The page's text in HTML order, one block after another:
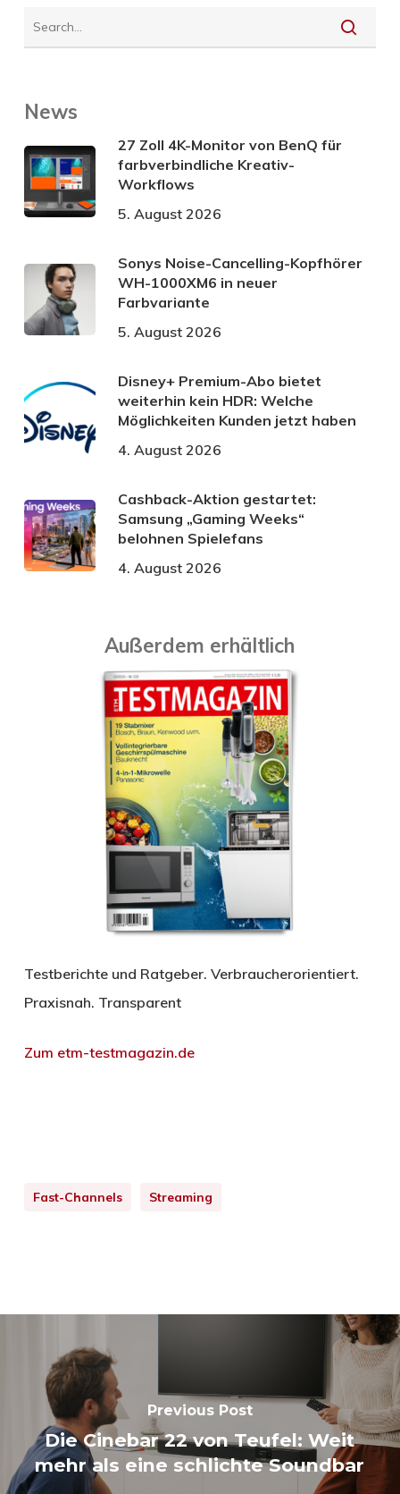
News
27 Zoll 4K-Monitor von BenQ für
farbverbindliche Kreativ-
Workflows
5. August 2026
Sonys Noise-Cancelling-Kopfhörer
WH-1000XM6 in neuer
Farbvariante
5. August 2026
Disney+ Premium-Abo bietet
weiterhin kein HDR: Welche
Möglichkeiten Kunden jetzt haben
4. August 2026
Cashback-Aktion gestartet:
Samsung „Gaming Weeks“
belohnen Spielefans
4. August 2026
Außerdem erhältlich
Testberichte und Ratgeber. Verbraucherorientiert.
Praxisnah. Transparent
Zum etm-testmagazin.de
Fast-Channels Streaming
Previous Post
Die Cinebar 22 von Teufel: Weit
mehr als eine schlichte Soundbar